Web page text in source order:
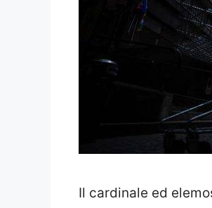
Il cardinale ed